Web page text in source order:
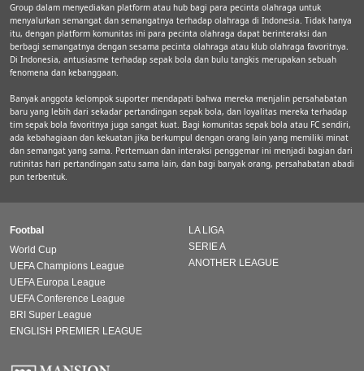
Group dalam menyediakan platform atau hub bagi para pecinta olahraga untuk
menyalurkan semangat dan semangatnya terhadap olahraga di Indonesia. Tidak hanya
itu, dengan platform komunitas ini para pecinta olahraga dapat berinteraksi dan
berbagi semangatnya dengan sesama pecinta olahraga atau klub olahraga favoritnya.
Di Indonesia, antusiasme terhadap sepak bola dan bulu tangkis merupakan sebuah
fenomena dan kebanggaan.
Banyak anggota kelompok suporter mendapati bahwa mereka menjalin persahabatan
baru yang lebih dari sekadar pertandingan sepak bola, dan loyalitas mereka terhadap
tim sepak bola favoritnya juga sangat kuat. Bagi komunitas sepak bola atau FC sendiri,
ada kebahagiaan dan kekuatan jika berkumpul dengan orang lain yang memiliki minat
dan semangat yang sama. Pertemuan dan interaksi penggemar ini menjadi bagian dari
rutinitas hari pertandingan satu sama lain, dan bagi banyak orang, persahabatan abadi
pun terbentuk.
Footbal
World Cup
UEFA Champions League
UEFA Europa League
UEFA Conference League
BRI Super League
ENGLISH PREMIER LEAGUE
LA LIGA
SERIE A
ANOTHER LEAGUE